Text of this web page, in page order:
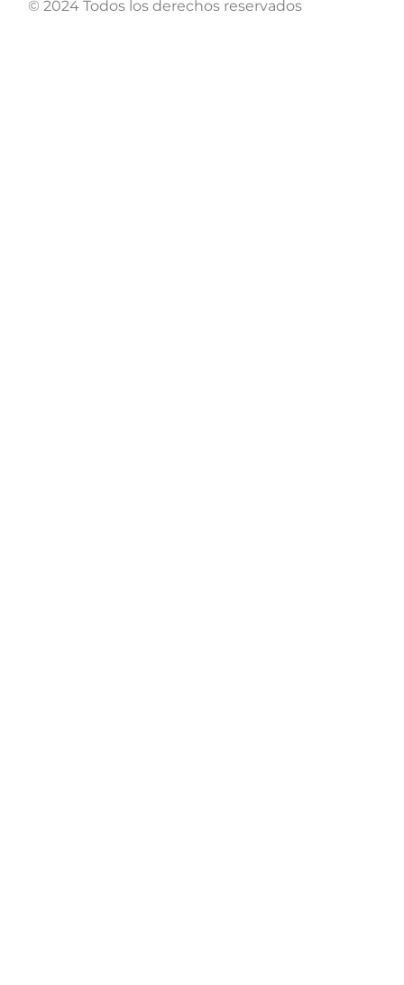
© 2024 Todos los derechos reservados